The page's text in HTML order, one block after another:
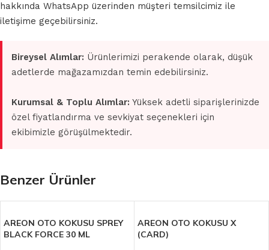
hakkında WhatsApp üzerinden müşteri temsilcimiz ile
iletişime geçebilirsiniz.
Bireysel Alımlar: Ürünlerimizi perakende olarak, düşük
adetlerde mağazamızdan temin edebilirsiniz.
Kurumsal & Toplu Alımlar: Yüksek adetli siparişlerinizde
özel fiyatlandırma ve sevkiyat seçenekleri için
ekibimizle görüşülmektedir.
Benzer Ürünler
AREON OTO KOKUSU SPREY
BLACK FORCE 30 ML
AREON OTO KOKUSU X
(CARD)